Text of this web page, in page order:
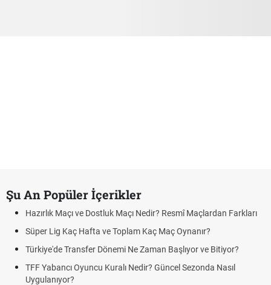
Şu An Popüler İçerikler
Hazırlık Maçı ve Dostluk Maçı Nedir? Resmî Maçlardan Farkları
Süper Lig Kaç Hafta ve Toplam Kaç Maç Oynanır?
Türkiye'de Transfer Dönemi Ne Zaman Başlıyor ve Bitiyor?
TFF Yabancı Oyuncu Kuralı Nedir? Güncel Sezonda Nasıl
Uygulanıyor?